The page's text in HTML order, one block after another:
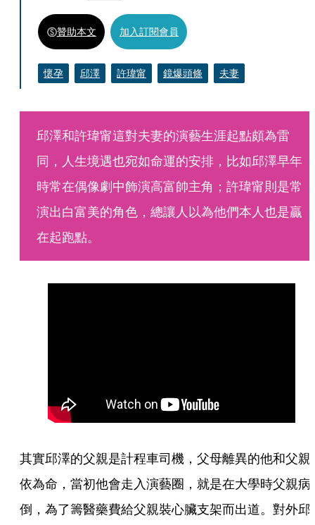
贊助本文 加入訂閱會員
懷孕 邱澤 許瑋甯 鏡爆頭條 夫妻
邱澤和許瑋甯這對夫妻的演藝生涯起點頗為雷
同，人生境遇也宛如命運的安排，比如邱澤早年
時常在偶像劇中飾演高富帥主角；許瑋甯則是常
演出白富美的角色，總讓人以為他們本人也是贏
在起跑點。
其實邱澤的父親是計程車司機，父母離異的他和父親
依為命，當初他會走入演藝圈，就是在大學時父親病
倒，為了籌醫藥費給父親裝心臟支架而出道。對外邱